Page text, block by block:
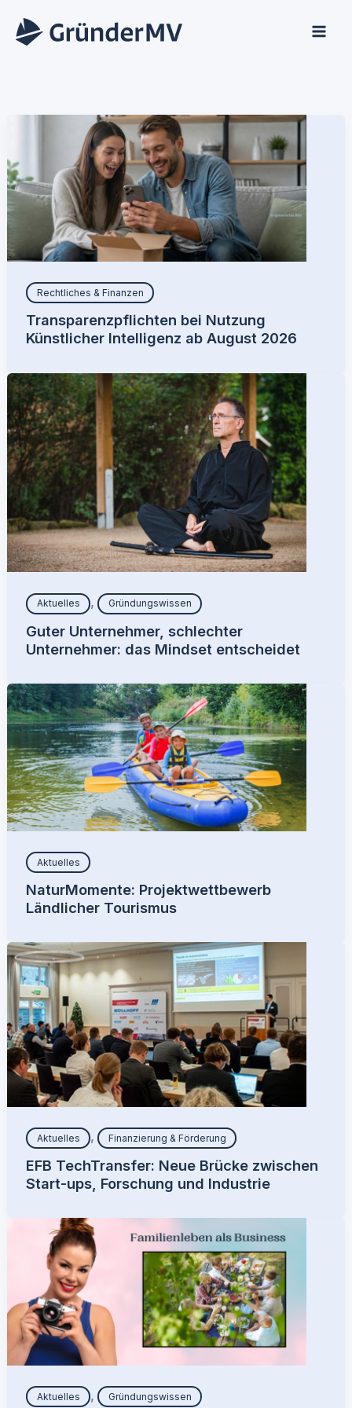
Inhalt
Rechtliches & Finanzen
Transparenzpflichten bei Nutzung
Künstlicher Intelligenz ab August 2026
Aktuelles , Gründungswissen
Guter Unternehmer, schlechter
Unternehmer: das Mindset entscheidet
Aktuelles
NaturMomente: Projektwettbewerb
Ländlicher Tourismus
Aktuelles , Finanzierung & Förderung
EFB TechTransfer: Neue Brücke zwischen
Start-ups, Forschung und Industrie
Aktuelles , Gründungswissen